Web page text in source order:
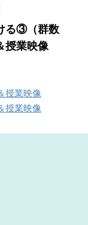
る③（群数
授業映像
授業映像
授業映像